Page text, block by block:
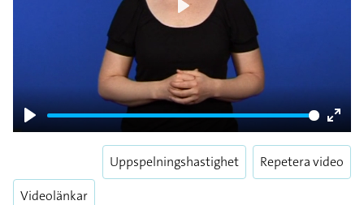
Play
Enter
Play
Videolänkar
Uppspelningshastighet Repetera video